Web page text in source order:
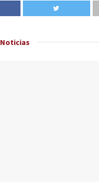
Noticias